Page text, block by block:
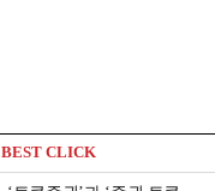
BEST CLICK